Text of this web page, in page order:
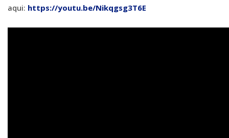
aqui: https://youtu.be/Nikqgsg3T6E